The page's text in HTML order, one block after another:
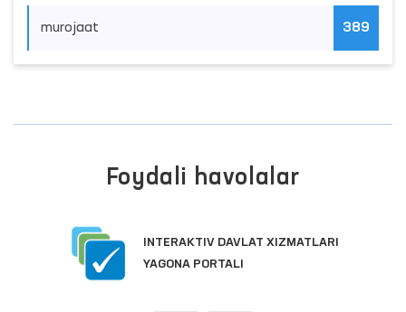
murojaat 389
Foydali havolalar
INTERAKTIV DAVLAT XIZMATLARI
YAGONA PORTALI